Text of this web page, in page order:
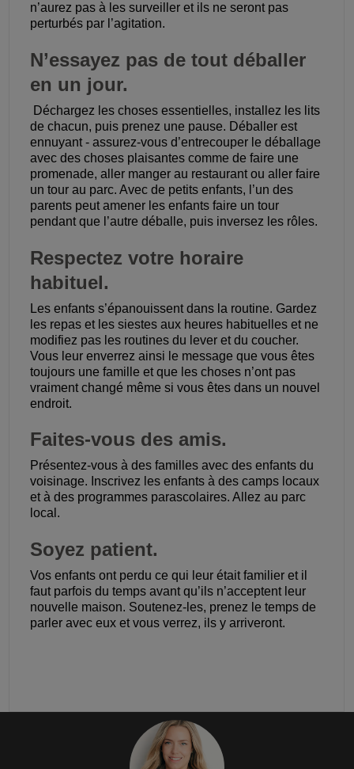
n’aurez pas à les surveiller et ils ne seront pas
perturbés par l’agitation.
N’essayez pas de tout déballer
en un jour.
Déchargez les choses essentielles, installez les lits
de chacun, puis prenez une pause. Déballer est
ennuyant - assurez-vous d’entrecouper le déballage
avec des choses plaisantes comme de faire une
promenade, aller manger au restaurant ou aller faire
un tour au parc. Avec de petits enfants, l’un des
parents peut amener les enfants faire un tour
pendant que l’autre déballe, puis inversez les rôles.
Respectez votre horaire
habituel.
Les enfants s’épanouissent dans la routine. Gardez
les repas et les siestes aux heures habituelles et ne
modifiez pas les routines du lever et du coucher.
Vous leur enverrez ainsi le message que vous êtes
toujours une famille et que les choses n’ont pas
vraiment changé même si vous êtes dans un nouvel
endroit.
Faites-vous des amis.
Présentez-vous à des familles avec des enfants du
voisinage. Inscrivez les enfants à des camps locaux
et à des programmes parascolaires. Allez au parc
local.
Soyez patient.
Vos enfants ont perdu ce qui leur était familier et il
faut parfois du temps avant qu’ils n’acceptent leur
nouvelle maison. Soutenez-les, prenez le temps de
parler avec eux et vous verrez, ils y arriveront.